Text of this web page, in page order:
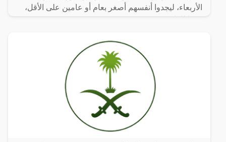
الأربعاء، ليجدوا أنفسهم أصغر بعام أو عامين على الأقل،